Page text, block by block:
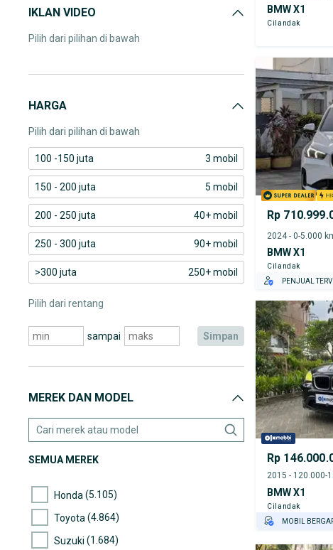
IKLAN VIDEO
Pilih dari pilihan di bawah
HARGA
Pilih dari pilihan di bawah
100 -150 juta 3 mobil
150 - 200 juta 5 mobil
200 - 250 juta 40+ mobil
250 - 300 juta 90+ mobil
>300 juta 250+ mobil
Pilih dari rentang
sampai simpan
MEREK DAN MODEL
SEMUA MEREK
Honda (5.105)
Toyota (4.864)
Suzuki (1.684)
BMW X1
Cilandak
Rp
2024 - 0-5.000
BMW X1
Cilandak
PENJUAL
Rp
BMW X1
Cilandak
MOBIL